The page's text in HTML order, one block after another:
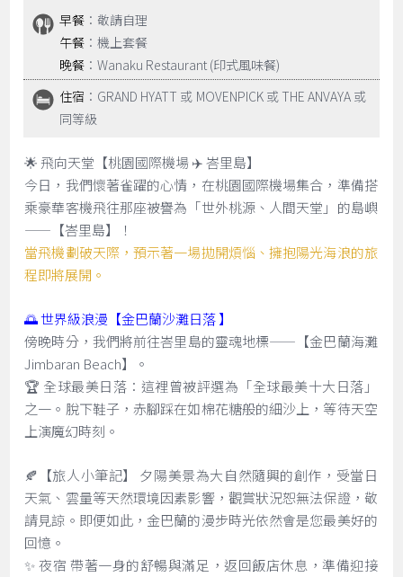
早餐 ：敬請自理
午餐 ：機上套餐
晚餐 ：Wanaku Restaurant (印式風味餐)
住宿 ：GRAND HYATT 或 MOVENPICK 或 THE ANVAYA 或
同等級
🌟 飛向天堂【桃園國際機場 ✈️ 峇里島】
今日，我們懷著雀躍的心情，在桃園國際機場集合，準備搭
乘豪華客機飛往那座被譽為「世外桃源、人間天堂」的島嶼
——【峇里島】！
當飛機劃破天際，預示著一場拋開煩惱、擁抱陽光海浪的旅
程即將展開。
🌅 世界級浪漫【金巴蘭沙灘日落 】
傍晚時分，我們將前往峇里島的靈魂地標——【金巴蘭海灘
Jimbaran Beach】。
🏆 全球最美日落：這裡曾被評選為「全球最美十大日落」
之一。脫下鞋子，赤腳踩在如棉花糖般的細沙上，等待天空
上演魔幻時刻。
🍂【旅人小筆記】 夕陽美景為大自然隨興的創作，受當日
天氣、雲量等天然環境因素影響，觀賞狀況恕無法保證，敬
請見諒。即便如此，金巴蘭的漫步時光依然會是您最美好的
回憶。
✨ 夜宿 帶著一身的舒暢與滿足，返回飯店休息，準備迎接